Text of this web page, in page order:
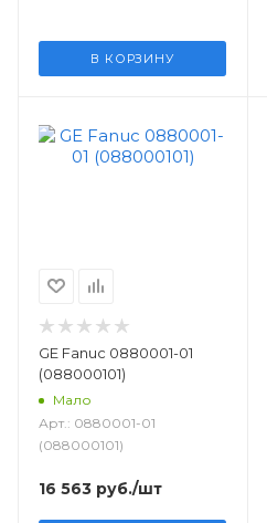
В КОРЗИНУ
GE Fanuc 0880001-01
(088000101)
Мало
Арт.: 0880001-01
(088000101)
16 563 руб./шт